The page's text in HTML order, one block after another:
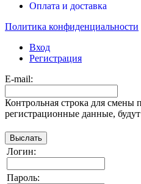
Оплата и доставка
Политика конфиденциальности
Вход
Регистрация
E-mail:
Контрольная строка для смены
регистрационные данные,
Логин:
Пароль: